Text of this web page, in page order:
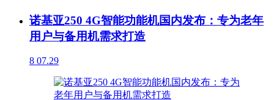
诺基亚250 4G智能功能机国内发布：专为老年
用户与备用机需求打造
8 07.29